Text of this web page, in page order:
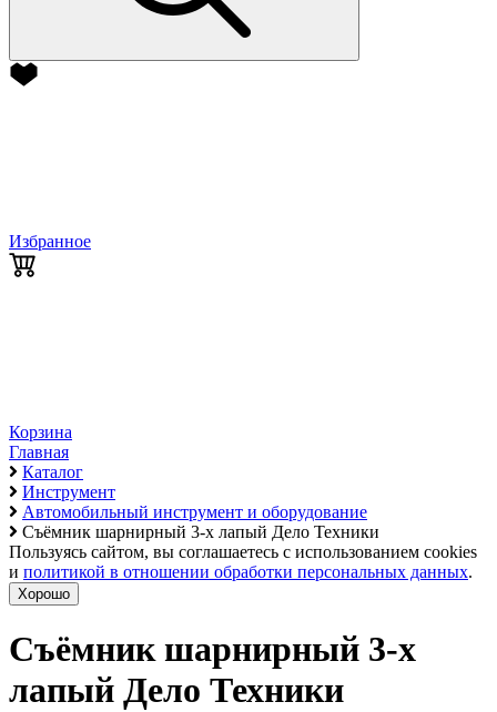
Избранное
Корзина
Главная
Каталог
Инструмент
Автомобильный инструмент и оборудование
Съёмник шарнирный 3-х лапый Дело Техники
Пользуясь сайтом, вы соглашаетесь с использованием cookies
и политикой в отношении обработки персональных данных.
Хорошо
Съёмник шарнирный 3-х
лапый Дело Техники